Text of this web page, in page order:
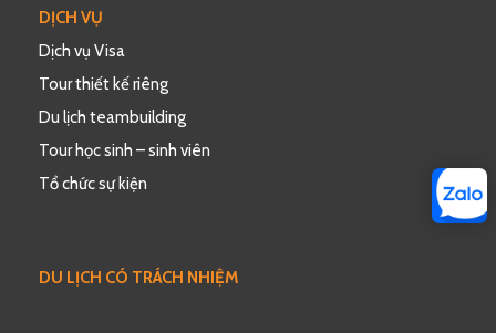
DỊCH VỤ
Dịch vụ Visa
Tour thiết kế riêng
Du lịch teambuilding
Tour học sinh – sinh viên
Tổ chức sự kiện
DU LỊCH CÓ TRÁCH NHIỆM